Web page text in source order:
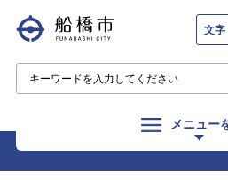
文字
メニュー